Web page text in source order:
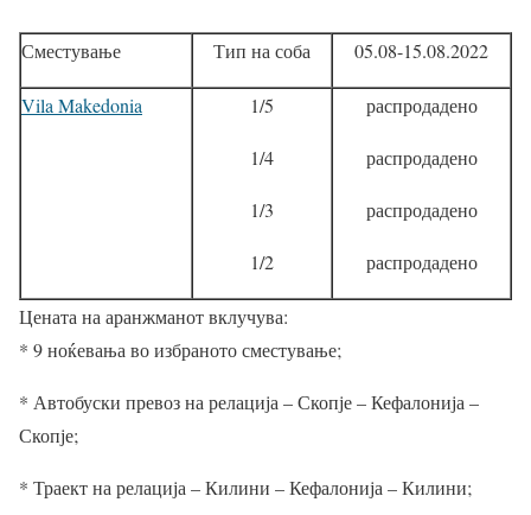
Сместување Тип на соба 05.08-15.08.2022
Vila Makedonia 1/5
1/4
1/3
1/2
распродадено
распродадено
распродадено
распродадено
Цената на аранжманот вклучува:
* 9 ноќевања во избраното сместување;
* Автобуски превоз на релација – Скопје – Кефалонија –
Скопје;
* Траект на релација – Килини – Кефалонија – Килини;